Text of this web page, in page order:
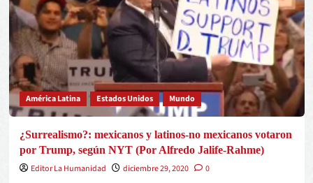
América Latina Estados Unidos Mundo
¿Surrealismo?: mexicanos y latinos-no mexicanos votaron
por Trump, según NYT (Por Alfredo Jalife-Rahme)
Editor La Humanidad
diciembre 29, 2020 0